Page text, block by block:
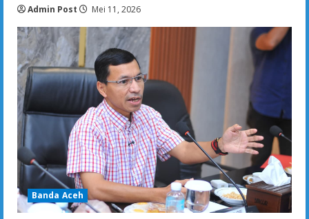
Admin Post Mei 11, 2026
Banda Aceh